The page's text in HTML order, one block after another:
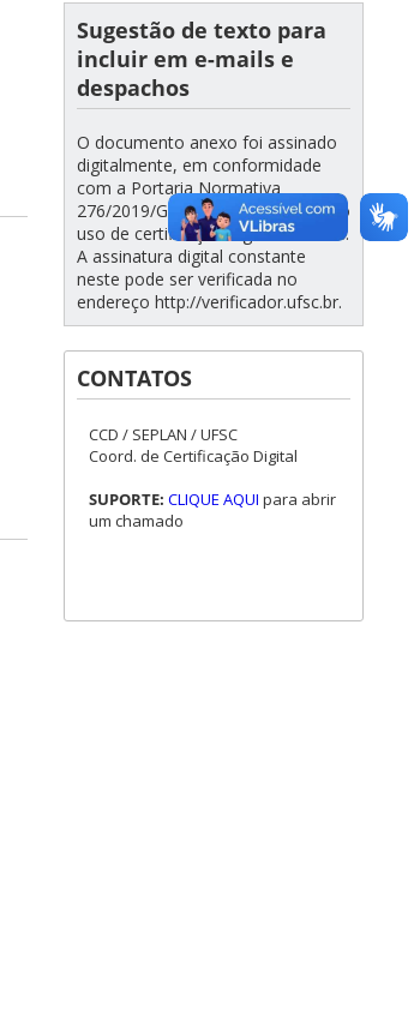
Sugestão de texto para
incluir em e-mails e
despachos
O documento anexo foi assinado
digitalmente, em conformidade
com a Portaria Normativa
276/2019/GR/UFSC que disciplina o
uso de certificação digital na UFSC.
A assinatura digital constante
neste pode ser verificada no
endereço http://verificador.ufsc.br.
CONTATOS
CCD / SEPLAN / UFSC
Coord. de Certificação Digital
SUPORTE: CLIQUE AQUI para abrir
um chamado